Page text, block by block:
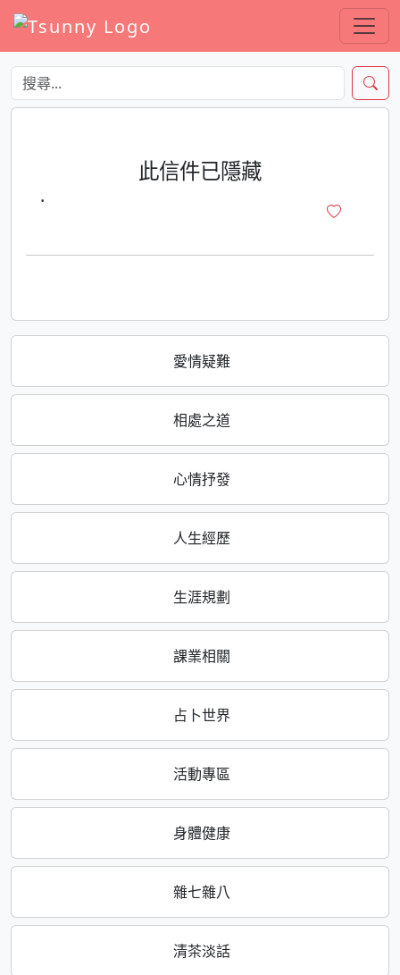
愛情疑難
相處之道
心情抒發
人生經歷
生涯規劃
課業相關
占卜世界
活動專區
身體健康
雜七雜八
清茶淡話
此信件已隱藏
·